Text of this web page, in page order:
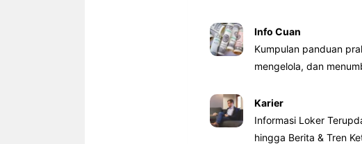
Info Cuan
Kumpulan panduan
mengelola, dan
Karier
Informasi Loker
hingga Berita & Tren